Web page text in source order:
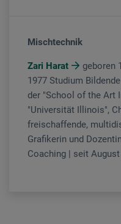
Mischtechnik
Zari Harat
geboren
1977 Studium
der "School of the Art
"Universität Illinois",
freischaffende,
Grafikerin und
Coaching | seit